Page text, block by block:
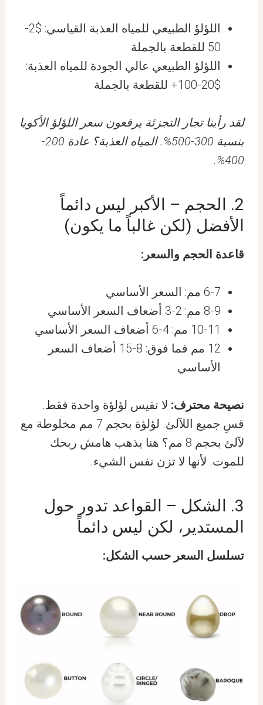
اللؤلؤ الطبيعي للمياه العذبة القياسي: $2-
50 للقطعة بالجملة
اللؤلؤ الطبيعي عالي الجودة للمياه العذبة:
$20-100+ للقطعة بالجملة
لقد رأينا تجار التجزئة يرفعون سعر اللؤلؤ الأكويا
بنسبة 300-500%. المياه العذبة؟ عادة 200-
400%.
2. الحجم – الأكبر ليس دائماً
الأفضل (لكن غالباً ما يكون)
قاعدة الحجم والسعر:
6-7 مم: السعر الأساسي
8-9 مم: 2-3 أضعاف السعر الأساسي
10-11 مم: 4-6 أضعاف السعر الأساسي
12 مم فما فوق: 8-15 أضعاف السعر
الأساسي
نصيحة محترف: لا تقيس لؤلؤة واحدة فقط.
قسِ جميع اللآلئ. لؤلؤة بحجم 7 مم مخلوطة مع
لآلئ بحجم 8 مم؟ هنا يذهب هامش ربحك
للموت. لأنها لا تزن نفس الشيء.
3. الشكل – القواعد تدور حول
المستدير، لكن ليس دائماً
تسلسل السعر حسب الشكل: